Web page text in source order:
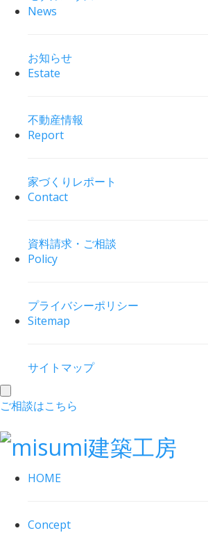
News
お知らせ
Estate
不動産情報
Report
家づくりレポート
Contact
資料請求・ご相談
Policy
プライバシーポリシー
Sitemap
サイトマップ
toggle
navigation
ご相談はこちら
HOME
Concept